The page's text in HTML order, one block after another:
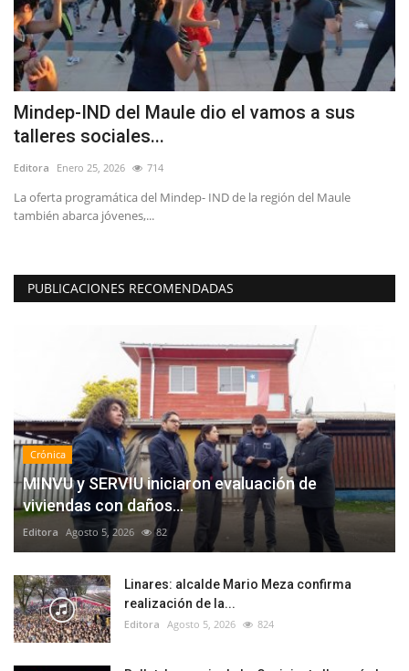
Mindep-IND del Maule dio el vamos a sus
talleres sociales...
Editora Enero 25, 2026 714
La oferta programática del Mindep- IND de la región del Maule
también abarca jóvenes,...
PUBLICACIONES RECOMENDADAS
Crónica
MINVU y SERVIU iniciaron evaluación de
viviendas con daños...
Editora Agosto 5, 2026 82
Linares: alcalde Mario Meza confirma
realización de la...
Editora Agosto 5, 2026 824